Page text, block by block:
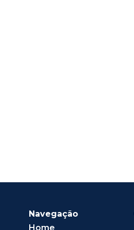
Navegação
Home